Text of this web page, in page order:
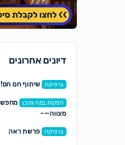
דיונים אחרונים
גרפיקה שיתוף חם חם!
הפקות במה ותוכן
מצווה—–
גרפיקה פרשת ראה